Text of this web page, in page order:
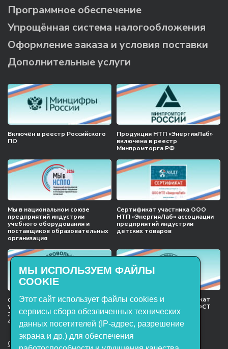
Программное обеспечение
Упрощённая система налогообложения
Оформление заказа и условия поставки
Дополнительные услуги
Включён в реестр Российского
ПО
Продукция НТП «ЭнергияЛаб»
включена в реестр
Минпромторга РФ
Мы в национальном союзе
предприятий индустрии
учебного оборудования и
поставщиков образовательных
организация
Сертификат участника ООО
НТП «ЭнергияЛаб» ассоциации
предприятий индустрии
детских товаров
Сертификат соответствия
Учебное оборудование, марки
ЭнергияЛаб ТУ 32.99.53–001–
47627947–2021 Серийный выпуск
Международный сертификат
менеджмента качества ГОСТ
ISO 9001:2015
ООО НТП «ЭнергияЛаб». Все права
МЫ ИСПОЛЬЗУЕМ ФАЙЛЫ
COOKIE
Этот сайт использует файлы cookies и
сервисы сбора обезличенных технических
данных посетителей (IP-адрес, разрешение
экрана и др.) для обеспечения